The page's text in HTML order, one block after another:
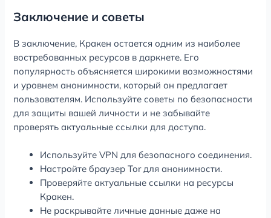
Заключение и советы
В заключение, Кракен остается одним из наиболее
востребованных ресурсов в даркнете. Его
популярность объясняется широкими возможностями
и уровнем анонимности, который он предлагает
пользователям. Используйте советы по безопасности
для защиты вашей личности и не забывайте
проверять актуальные ссылки для доступа.
Используйте VPN для безопасного соединения.
Настройте браузер Tor для анонимности.
Проверяйте актуальные ссылки на ресурсы
Кракен.
Не раскрывайте личные данные даже на